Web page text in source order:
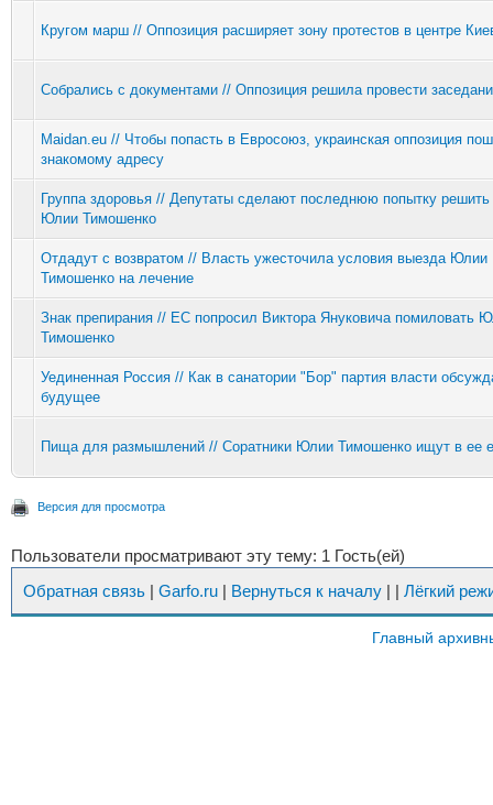
Кругом марш // Оппозиция расширяет зону протестов в центре
Собрались с документами // Оппозиция решила провести
Maidan.eu // Чтобы попасть в Евросоюз, украинская оппозиция
знакомому адресу
Группа здоровья // Депутаты сделают последнюю попытку решить
Юлии Тимошенко
Отдадут с возвратом // Власть ужесточила условия выезда Юлии
Тимошенко на лечение
Знак препирания // ЕС попросил Виктора Януковича помиловать
Тимошенко
Уединенная Россия // Как в санатории "Бор" партия власти
будущее
Пища для размышлений // Соратники Юлии Тимошенко ищут в ее
Версия для просмотра
Пользователи просматривают эту тему: 1 Гость(ей)
Обратная связь | Garfo.ru | Вернуться к началу | | Лёгкий
Главный